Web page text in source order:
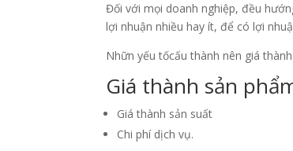
Đối với mọi doanh nghiệp, đều
lợi nhuận nhiều hay ít, để có lợi
Nhữn yếu tốcấu thành nên giá
Giá thành sản
Giá thành sản suất
Chi phí dịch vụ.